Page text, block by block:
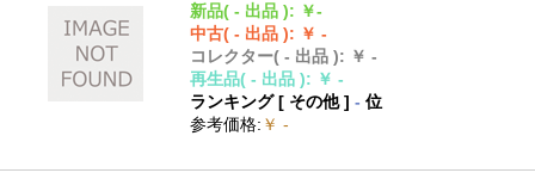
新品( - 出品 ): ￥-
中古( - 出品 ): ￥ -
コレクター( - 出品 ): ￥ -
再生品( - 出品 ): ￥ -
ランキング [ その他]- 位
参考価格: ￥ -